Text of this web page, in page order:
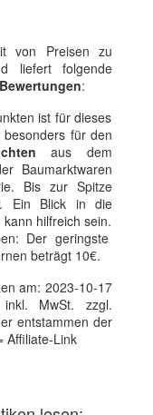
von Preisen zu
liefert folgende
:
ist für dieses
für den
aus dem
Baumarktwaren
Bis zur Spitze
Ein Blick in die
hilfreich sein.
Der geringste
beträgt 10€.
am: 2023-10-17
MwSt. zzgl.
entstammen der
Affiliate-Link